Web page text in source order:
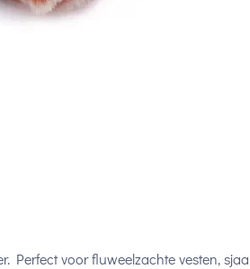
Perfect voor fluweelzachte vesten,